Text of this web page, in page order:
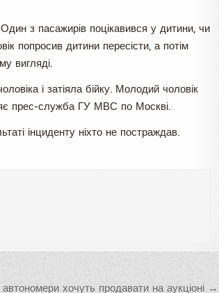
з пасажирів поцікавився у дитини, чи
попросив дитини пересісти, а потім
вигляді.
і затіяла бійку. Молодий чоловік
прес-служба ГУ МВС по Москві.
інциденту ніхто не постраждав.
автономери хочуть продавати на аукціоні →